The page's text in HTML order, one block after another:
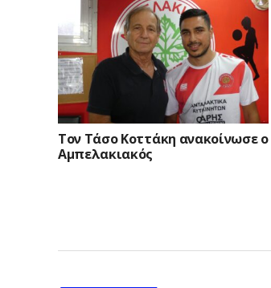
Τον Τάσο Κοττάκη ανακοίνωσε ο
Αμπελακιακός